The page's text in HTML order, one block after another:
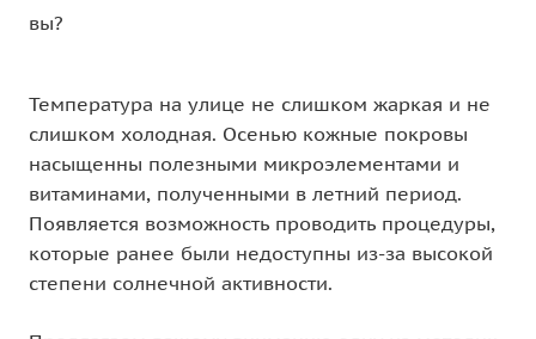
вы?
Температура на улице не слишком жаркая и не
слишком холодная. Осенью кожные покровы
насыщенны полезными микроэлементами и
витаминами, полученными в летний период.
Появляется возможность проводить процедуры,
которые ранее были недоступны из-за высокой
степени солнечной активности.